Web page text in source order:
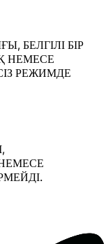
БЕЛГІЛІ БІР
НЕМЕСЕ
РЕЖИМДЕ